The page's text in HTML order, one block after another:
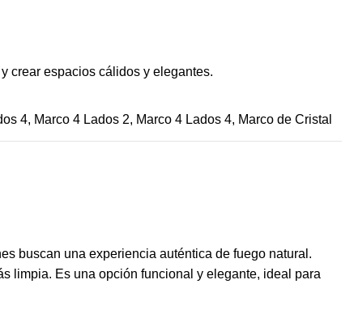
crear espacios cálidos y elegantes.
4, Marco 4 Lados 2, Marco 4 Lados 4, Marco de Cristal
buscan una experiencia auténtica de fuego natural.
limpia. Es una opción funcional y elegante, ideal para